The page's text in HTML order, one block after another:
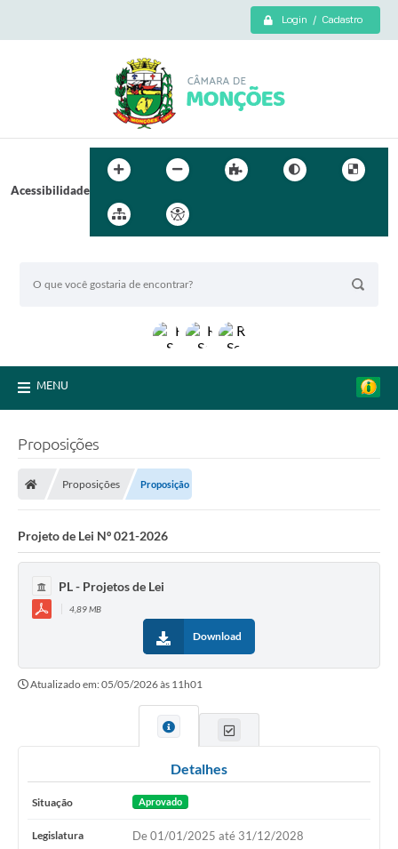
Login / Cadastro
Acessibilidade
MENU
Proposições
Proposições Proposição
Projeto de Lei Nº 021-2026
PL - Projetos de Lei
4,89 MB
Download
Atualizado em: 05/05/2026 às 11h01
Detalhes
Situação Aprovado
Legislatura De 01/01/2025 até 31/12/2028